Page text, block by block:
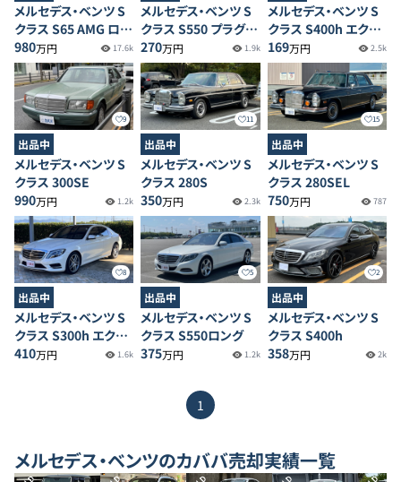
メルセデス・ベンツ S
クラス S65 AMG ロン
グファーストクラスパ
ッケージ
980万円 17.6k
メルセデス・ベンツ S
クラス S550 プラグイ
ンハイブリッド ロング
270万円 1.9k
メルセデス・ベンツ S
クラス S400h エクス
クルーシブ
169万円 2.5k
9
出品中
メルセデス・ベンツ S
クラス 300SE
990万円 1.2k
11
出品中
メルセデス・ベンツ S
クラス 280S
350万円 2.3k
15
出品中
メルセデス・ベンツ S
クラス 280SEL
750万円 787
8
出品中
メルセデス・ベンツ S
クラス S300h エクス
クルーシブ AMGライ
410万円 1.6k
5
出品中
メルセデス・ベンツ S
クラス S550ロング
375万円 1.2k
2
出品中
メルセデス・ベンツ S
クラス S400h
358万円 2k
1
メルセデス・ベンツのカババ売却実績一覧